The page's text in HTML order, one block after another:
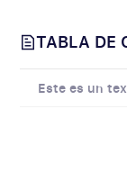
TABLA DE
Este es un